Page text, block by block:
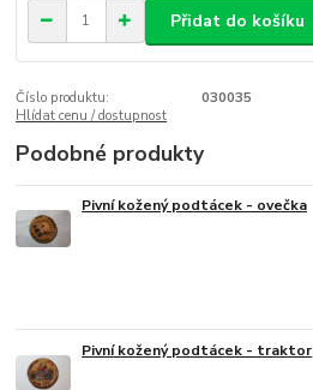
Přidat do košíku
Číslo produktu:
030035
Hlídat cenu / dostupnost
Podobné produkty
Pivní kožený podtácek - ovečka
Pivní kožený podtácek - traktor